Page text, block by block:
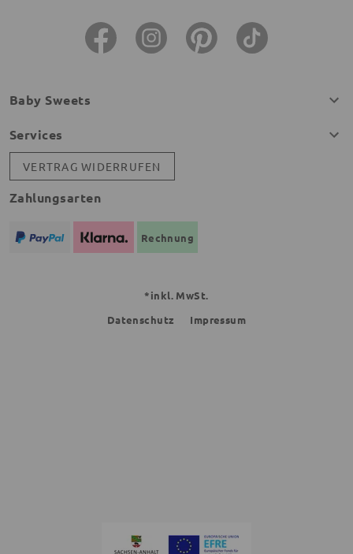
Baby Sweets
Services
VERTRAG WIDERRUFEN
Zahlungsarten
Rechnung
*inkl. MwSt.
Datenschutz
Impressum